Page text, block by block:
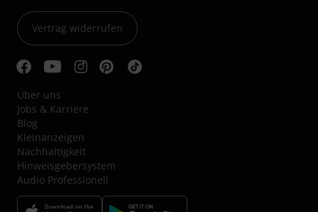
Vertrag widerrufen
Über uns
Jobs & Karriere
Blog
Kleinanzeigen
Nachhaltigkeit
Hinweisgebersystem
Audio Professionell